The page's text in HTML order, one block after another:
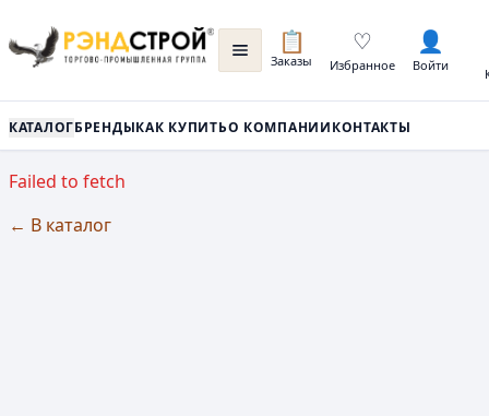
📋
Заказы
♡
Избранное
👤
Войти
КАТАЛОГБРЕНДЫКАК КУПИТЬО КОМПАНИИКОНТАКТЫ
Failed to fetch
← В каталог